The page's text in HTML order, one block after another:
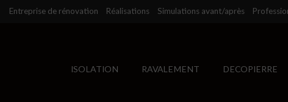
Entreprise de rénovation Réalisations Simulations avant/après
ISOLATION RAVALEMENT DECOPIERRE